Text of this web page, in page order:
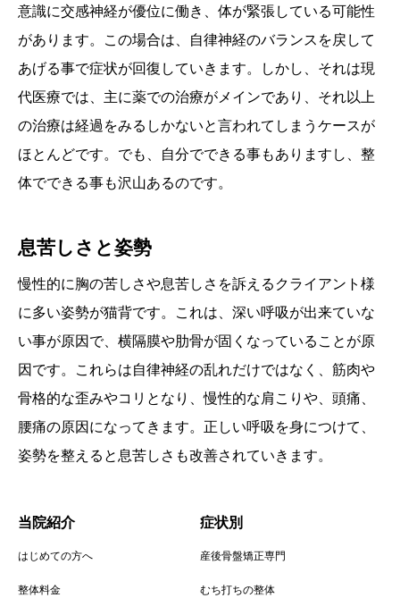
意識に交感神経が優位に働き、体が緊張している可能性
があります。この場合は、自律神経のバランスを戻して
あげる事で症状が回復していきます。しかし、それは現
代医療では、主に薬での治療がメインであり、それ以上
の治療は経過をみるしかないと言われてしまうケースが
ほとんどです。でも、自分でできる事もありますし、整
体でできる事も沢山あるのです。
息苦しさと姿勢
慢性的に胸の苦しさや息苦しさを訴えるクライアント様
に多い姿勢が猫背です。これは、深い呼吸が出来ていな
い事が原因で、横隔膜や肋骨が固くなっていることが原
因です。これらは自律神経の乱れだけではなく、筋肉や
骨格的な歪みやコリとなり、慢性的な肩こりや、頭痛、
腰痛の原因になってきます。正しい呼吸を身につけて、
姿勢を整えると息苦しさも改善されていきます。
当院紹介
はじめての方へ
整体料金
症状別
産後骨盤矯正専門
むち打ちの整体